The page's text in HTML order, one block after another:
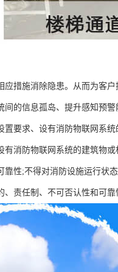
应措施消除隐患。从而为客
间的信息孤岛、提升感知预
置要求、设有消防物联网系
有消防物联网系统的建筑物
靠性;不得对消防设施运行状
、责任制、不可否认性和可靠